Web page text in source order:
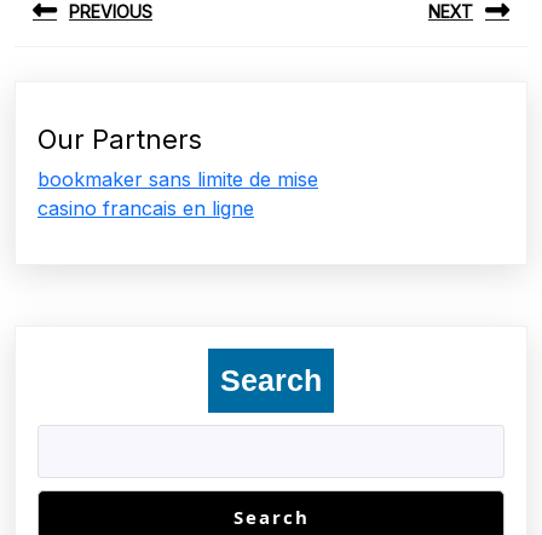
navigation
PREVIOUS NEXT
Our Partners
bookmaker sans limite de mise
casino francais en ligne
Search
Search